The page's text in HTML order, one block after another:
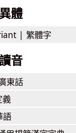
體
| 繁體字
音
東話
義
語